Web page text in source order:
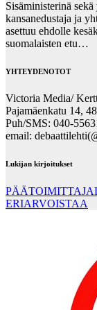
Sisäministerinä
kansanedustaja ja
asettuu ehdolle
suomalaisten etu…
YHTEYDENOTOT
Victoria Media/
Pajamäenkatu 14,
Puh/SMS: 040-
email:
Lukijan kirjoitukset
ERIARVOISTAA